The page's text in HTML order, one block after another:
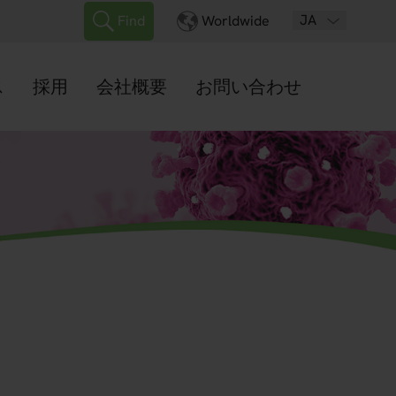
Find Worldwide JA
採用 会社概要 お問い合わせ